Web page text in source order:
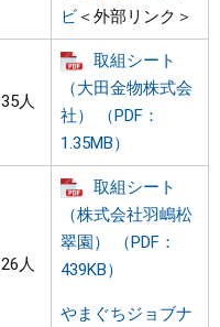
ビ＜外部リンク＞
35人
取組シート
（大田金物株式会
社） （PDF：
1.35MB）
26人
取組シート
（株式会社羽嶋松
翠園） （PDF：
439KB）
やまぐちジョブナ